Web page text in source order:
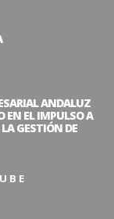
ANDALUZ
EN EL IMPULSO A
GESTIÓN DE